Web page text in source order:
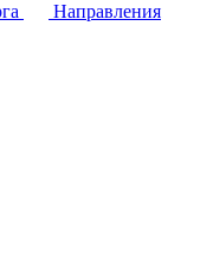
Направления